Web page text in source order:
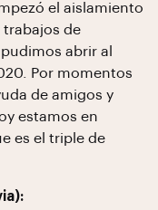
el aislamiento
de
abrir al
Por momentos
de amigos y
estamos en
es el triple de